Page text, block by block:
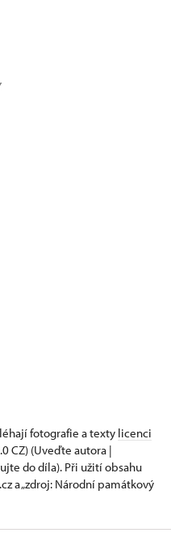
fotografie a texty licenci
CZ) (Uveďte autora |
do díla). Při užití obsahu
a „zdroj: Národní památkový